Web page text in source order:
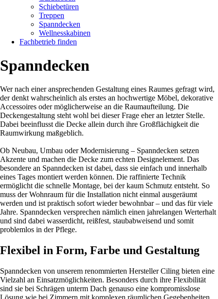
Schiebetüren
Treppen
Spanndecken
Wellnesskabinen
Fachbetrieb finden
Spanndecken
Wer nach einer ansprechenden Gestaltung eines Raumes gefragt wird,
der denkt wahrscheinlich als erstes an hochwertige Möbel, dekorative
Accessoires oder möglicherweise an die Raumaufteilung. Die
Deckengestaltung steht wohl bei dieser Frage eher an letzter Stelle.
Dabei beeinflusst die Decke allein durch ihre Großflächigkeit die
Raumwirkung maßgeblich.
Ob Neubau, Umbau oder Modernisierung – Spanndecken setzen
Akzente und machen die Decke zum echten Designelement. Das
besondere an Spanndecken ist dabei, dass sie einfach und innerhalb
eines Tages montiert werden können. Die raffinierte Technik
ermöglicht die schnelle Montage, bei der kaum Schmutz entsteht. So
muss der Wohnraum für die Installation nicht einmal ausgeräumt
werden und ist praktisch sofort wieder bewohnbar – und das für viele
Jahre. Spanndecken versprechen nämlich einen jahrelangen Werterhalt
und sind dabei wasserdicht, reißfest, staubabweisend und somit
problemlos in der Pflege.
Flexibel in Form, Farbe und Gestaltung
Spanndecken von unserem renommierten Hersteller Ciling bieten eine
Vielzahl an Einsatzmöglichkeiten. Besonders durch ihre Flexibilität
sind sie bei Schrägen unterm Dach genauso eine kompromisslose
Lösung wie bei Zimmern mit komplexen räumlichen Gegebenheiten.